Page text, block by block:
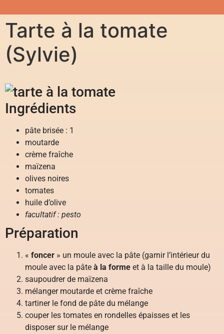
Tarte à la tomate
(Sylvie)
Ingrédients
pâte brisée : 1
moutarde
crème fraîche
maïzena
olives noires
tomates
huile d’olive
facultatif : pesto
Préparation
« foncer » un moule avec la pâte (garnir l’intérieur du
moule avec la pâte à la forme et à la taille du moule)
saupoudrer de maïzena
mélanger moutarde et crème fraîche
tartiner le fond de pâte du mélange
couper les tomates en rondelles épaisses et les
disposer sur le mélange